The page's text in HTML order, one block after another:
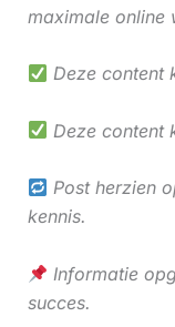
maximale online
Deze content
Deze content
Post herzien
kennis.
Informatie
succes.